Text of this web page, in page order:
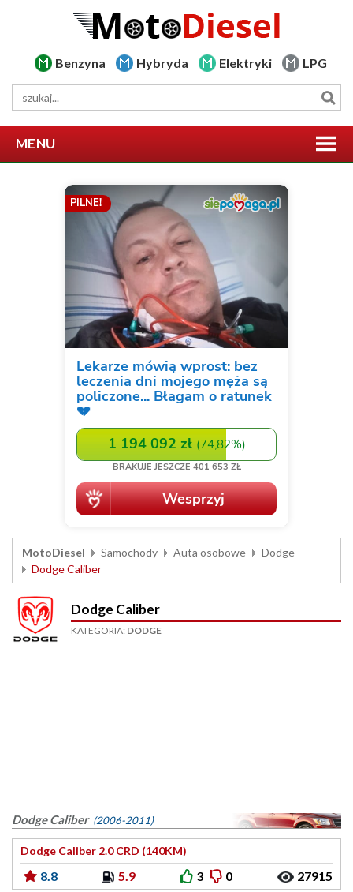
Benzyna Hybryda Elektryki LPG
MENU
MotoDiesel Samochody Auta osobowe
Dodge
Dodge Caliber
Dodge Caliber
KATEGORIA: DODGE
Dodge Caliber (2006-2011)
Dodge Caliber 2.0 CRD (140KM)
8.8 5.9 3 0 27915